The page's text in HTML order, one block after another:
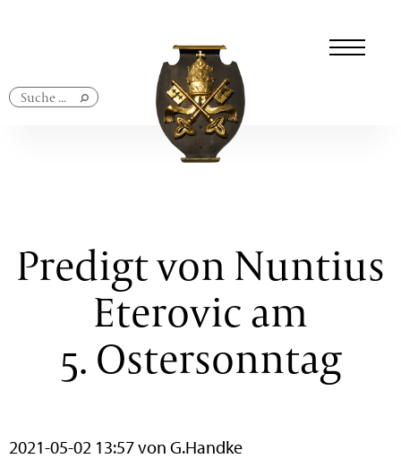
Predigt von Nuntius
Eterovic am
5. Ostersonntag
2021-05-02 13:57von G.Handke